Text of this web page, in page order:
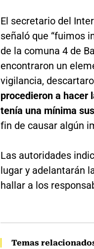
El secretario del
señaló que “fuimos
de la comuna 4 de
encontraron un
vigilancia,
procedieron a hacer
tenía una mínima
fin de causar algún
Las autoridades
lugar y adelantarán
hallar a los
Temas